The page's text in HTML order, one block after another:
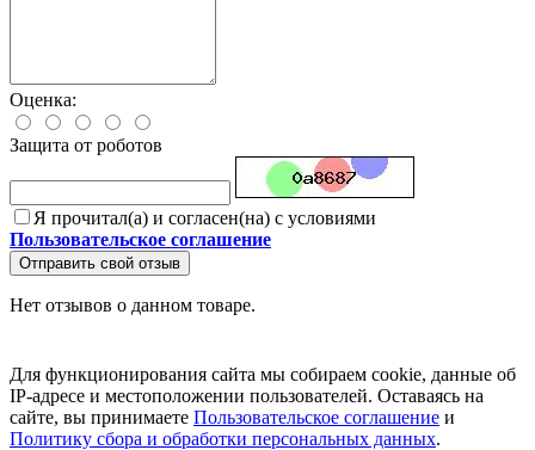
Оценка:
Защита от роботов
Я прочитал(а) и согласен(на) с условиями
Пользовательское соглашение
Отправить свой отзыв
Нет отзывов о данном товаре.
Для функционирования сайта мы собираем cookie, данные об
IP-адресе и местоположении пользователей. Оставаясь на
сайте, вы принимаете Пользовательское соглашение и
Политику сбора и обработки персональных данных.